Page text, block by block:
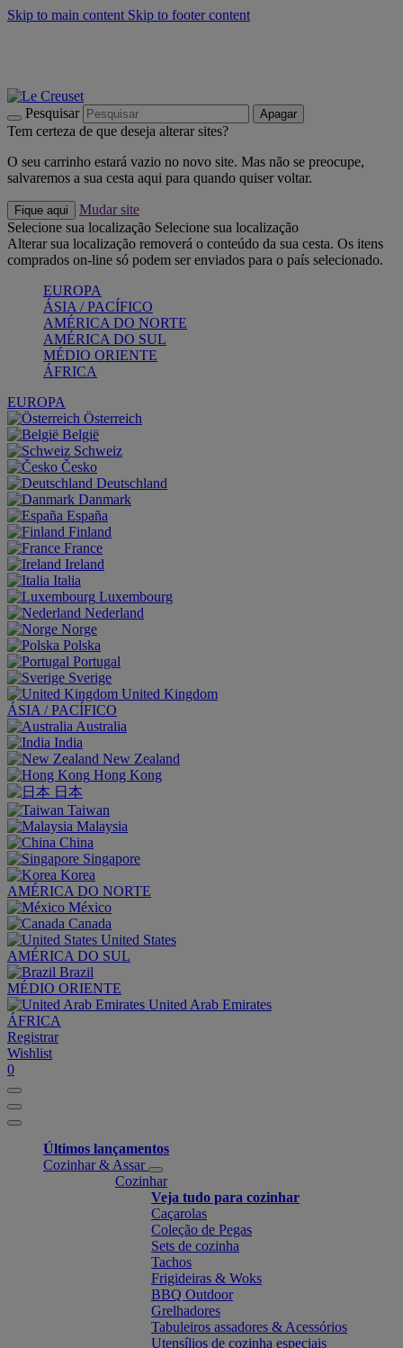
Skip to main content Skip to footer content
Pesquisar Apagar
Tem certeza de que deseja alterar sites?
O seu carrinho estará vazio no novo site. Mas não se preocupe,
salvaremos a sua cesta aqui para quando quiser voltar.
Fique aqui
Mudar site
Selecione sua localização Selecione sua localização
Alterar sua localização removerá o conteúdo da sua cesta. Os itens
comprados on-line só podem ser enviados para o país selecionado.
EUROPA
ÁSIA / PACÍFICO
AMÉRICA DO NORTE
AMÉRICA DO SUL
MÉDIO ORIENTE
ÁFRICA
EUROPA
Österreich
België
Schweiz
Česko
Deutschland
Danmark
España
Finland
France
Ireland
Italia
Luxembourg
Nederland
Norge
Polska
Portugal
Sverige
United Kingdom
ÁSIA / PACÍFICO
Australia
India
New Zealand
Hong Kong
日本
Taiwan
Malaysia
China
Singapore
Korea
AMÉRICA DO NORTE
México
Canada
United States
AMÉRICA DO SUL
Brazil
MÉDIO ORIENTE
United Arab Emirates
ÁFRICA
Registrar
Wishlist
0
Últimos lançamentos
Cozinhar & Assar
Cozinhar
Veja tudo para cozinhar
Caçarolas
Coleção de Pegas
Sets de cozinha
Tachos
Frigideiras & Woks
BBQ Outdoor
Grelhadores
Tabuleiros assadores & Acessórios
Utensílios de cozinha especiais